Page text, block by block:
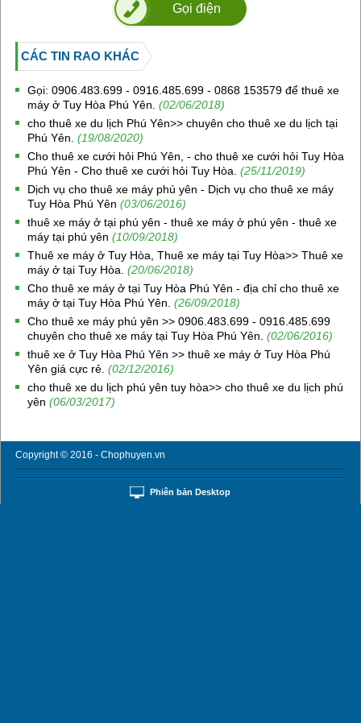
Gọi điện
CÁC TIN RAO KHÁC
Gọi: 0906.483.699 - 0916.485.699 - 0868 153579 để thuê xe
máy ở Tuy Hòa Phú Yên. (02/06/2018)
cho thuê xe du lịch Phú Yên>> chuyên cho thuê xe du lịch tại
Phú Yên. (19/08/2020)
Cho thuê xe cưới hỏi Phú Yên, - cho thuê xe cưới hỏi Tuy Hòa
Phú Yên - Cho thuê xe cưới hỏi Tuy Hòa. (25/11/2019)
Dịch vụ cho thuê xe máy phú yên - Dịch vụ cho thuê xe máy
Tuy Hòa Phú Yên (03/06/2016)
thuê xe máy ở tại phú yên - thuê xe máy ở phú yên - thuê xe
máy tại phú yên (10/09/2018)
Thuê xe máy ở Tuy Hòa, Thuê xe máy tại Tuy Hòa>> Thuê xe
máy ở tại Tuy Hòa. (20/06/2018)
Cho thuê xe máy ở tại Tuy Hòa Phú Yên - địa chỉ cho thuê xe
máy ở tại Tuy Hòa Phú Yên. (26/09/2018)
Cho thuê xe máy phú yên >> 0906.483.699 - 0916.485.699
chuyên cho thuê xe máy tại Tuy Hòa Phú Yên. (02/06/2016)
thuê xe ở Tuy Hòa Phú Yên >> thuê xe máy ở Tuy Hòa Phú
Yên giá cực rẻ. (02/12/2016)
cho thuê xe du lịch phú yên tuy hòa>> cho thuê xe du lịch phú
yên (06/03/2017)
Copyright © 2016 - Chophuyen.vn
Phiên bản Desktop